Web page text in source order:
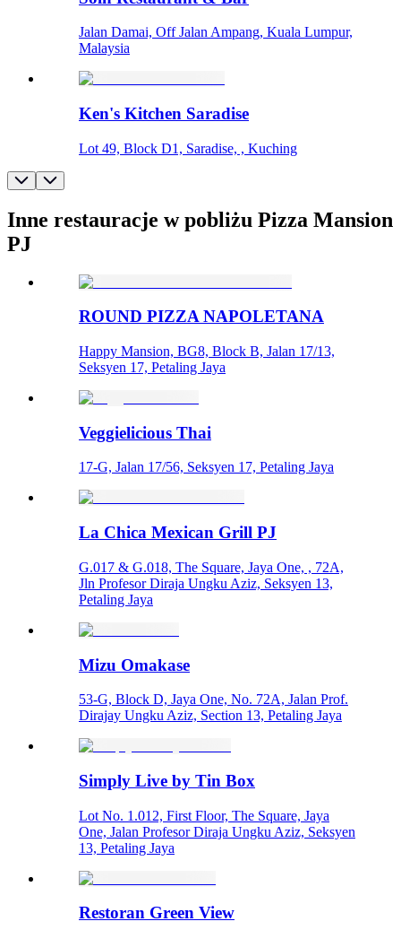
Jalan Damai, Off Jalan Ampang, Kuala Lumpur,
Malaysia
Ken's Kitchen Saradise
Lot 49, Block D1, Saradise, , Kuching
Inne restauracje w pobliżu Pizza Mansion
PJ
ROUND PIZZA NAPOLETANA
Happy Mansion, BG8, Block B, Jalan 17/13,
Seksyen 17, Petaling Jaya
Veggielicious Thai
17-G, Jalan 17/56, Seksyen 17, Petaling Jaya
La Chica Mexican Grill PJ
G.017 & G.018, The Square, Jaya One, , 72A,
Jln Profesor Diraja Ungku Aziz, Seksyen 13,
Petaling Jaya
Mizu Omakase
53-G, Block D, Jaya One, No. 72A, Jalan Prof.
Dirajay Ungku Aziz, Section 13, Petaling Jaya
Simply Live by Tin Box
Lot No. 1.012, First Floor, The Square, Jaya
One, Jalan Profesor Diraja Ungku Aziz, Seksyen
13, Petaling Jaya
Restoran Green View